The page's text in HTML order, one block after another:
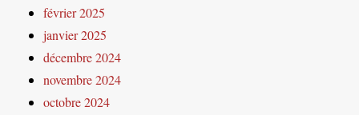
février 2025
janvier 2025
décembre 2024
novembre 2024
octobre 2024